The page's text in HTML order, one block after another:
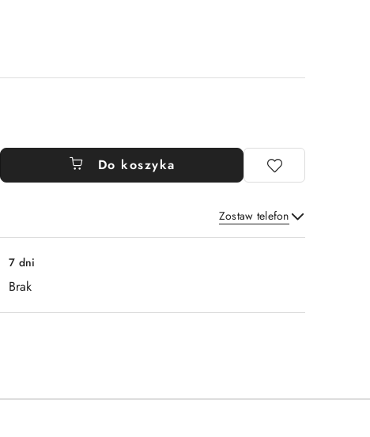
Do koszyka
Zostaw telefon
Wyślij
7 dni
Brak